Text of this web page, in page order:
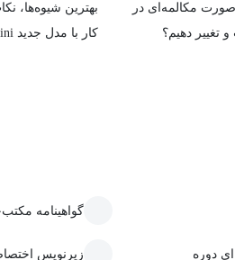
مکالمه‌ای در
بهترین شیوه‌ها،
کار با مدل جدید Gemini از گوگل
گواهینامه
دوره زیرنویس